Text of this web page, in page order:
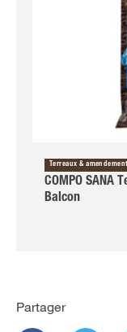
Terreaux &
COMPO SANA
Balcon
Partager